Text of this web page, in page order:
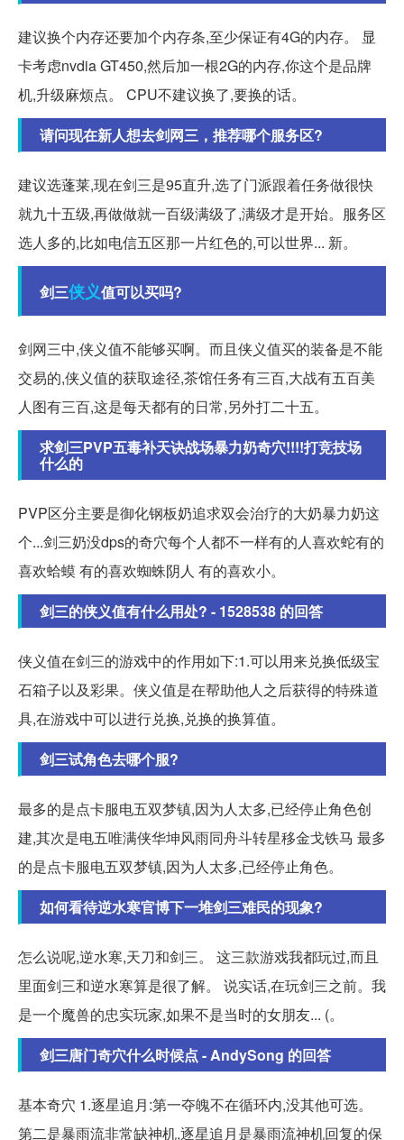
建议换个内存还要加个内存条,至少保证有4G的内存。 显
卡考虑nvdia GT450,然后加一根2G的内存,你这个是品牌
机,升级麻烦点。 CPU不建议换了,要换的话。
请问现在新人想去剑网三，推荐哪个服务区?
建议选蓬莱,现在剑三是95直升,选了门派跟着任务做很快
就九十五级,再做做就一百级满级了,满级才是开始。服务区
选人多的,比如电信五区那一片红色的,可以世界... 新。
剑三侠义值可以买吗?
剑网三中,侠义值不能够买啊。而且侠义值买的装备是不能
交易的,侠义值的获取途径,茶馆任务有三百,大战有五百美
人图有三百,这是每天都有的日常,另外打二十五。
求剑三PVP五毒补天诀战场暴力奶奇穴!!!!打竞技场
什么的
PVP区分主要是御化钢板奶追求双会治疗的大奶暴力奶这
个...剑三奶没dps的奇穴每个人都不一样有的人喜欢蛇有的
喜欢蛤蟆 有的喜欢蜘蛛阴人 有的喜欢小。
剑三的侠义值有什么用处? - 1528538 的回答
侠义值在剑三的游戏中的作用如下:1.可以用来兑换低级宝
石箱子以及彩果。侠义值是在帮助他人之后获得的特殊道
具,在游戏中可以进行兑换,兑换的换算值。
剑三试角色去哪个服?
最多的是点卡服电五双梦镇,因为人太多,已经停止角色创
建,其次是电五唯满侠华坤风雨同舟斗转星移金戈铁马 最多
的是点卡服电五双梦镇,因为人太多,已经停止角色。
如何看待逆水寒官博下一堆剑三难民的现象?
怎么说呢,逆水寒,天刀和剑三。 这三款游戏我都玩过,而且
里面剑三和逆水寒算是很了解。 说实话,在玩剑三之前。我
是一个魔兽的忠实玩家,如果不是当时的女朋友... (。
剑三唐门奇穴什么时候点 - AndySong 的回答
基本奇穴 1.逐星追月:第一夺魄不在循环内,没其他可选。
第二是暴雨流非常缺神机,逐星追月是暴雨流神机回复的保